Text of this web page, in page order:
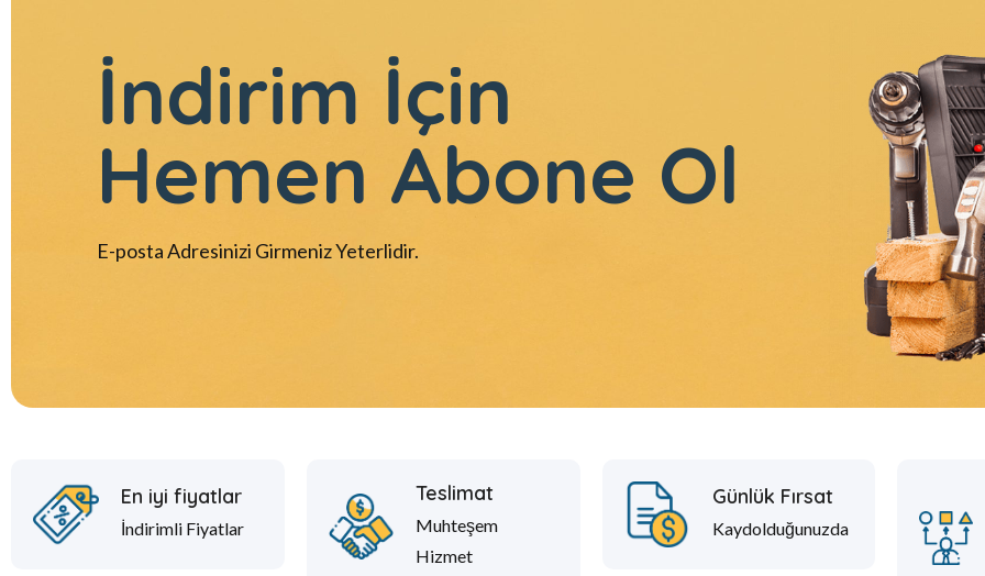
İndirim İçin
Hemen Abone Ol
E-posta Adresinizi Girmeniz Yeterlidir.
En iyi fiyatlar
İndirimli Fiyatlar
Teslimat
Muhteşem
Hizmet
Günlük Fırsat
Kaydolduğunuzda